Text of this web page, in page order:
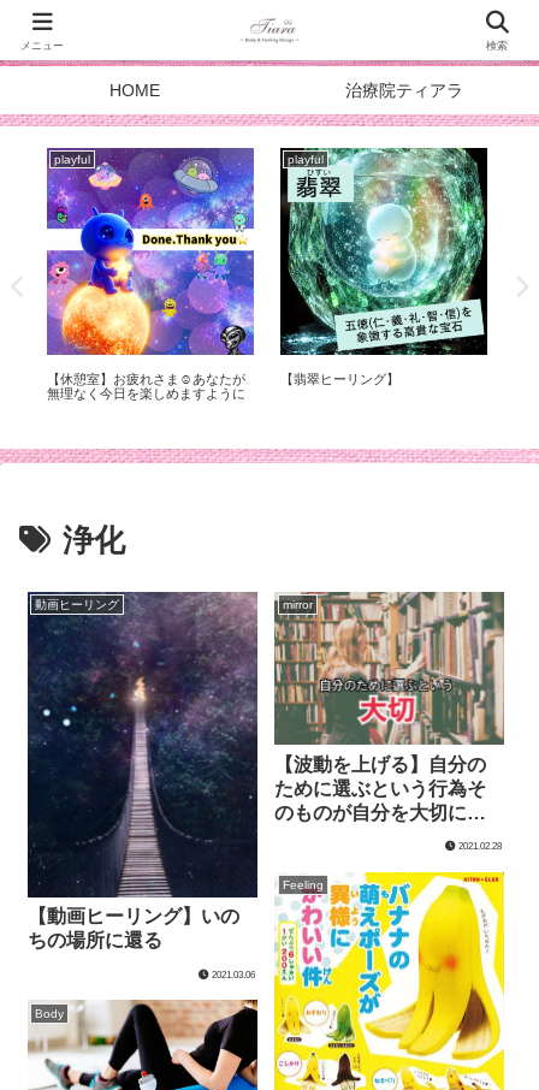
HOME 治療院ティアラ
playful
【休憩室】お疲れさま☺︎あなたが
無理なく今日を楽しめますように
playful
【翡翠ヒーリング】
浄化
動画ヒーリング
【動画ヒーリング】いの
ちの場所に還る
2021.03.06
mirror
【波動を上げる】自分の
ために選ぶという行為そ
のものが自分を大切に扱
2021.02.28
Feeling
Body
メニュー 検索